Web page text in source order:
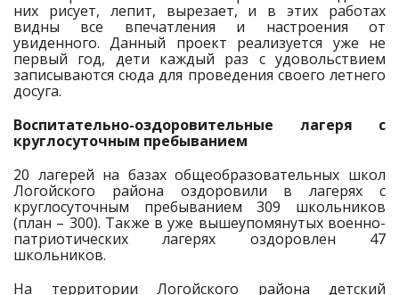
них рисует, лепит, вырезает, и в этих работах
видны все впечатления и настроения от
увиденного. Данный проект реализуется уже не
первый год, дети каждый раз с удовольствием
записываются сюда для проведения своего летнего
досуга.
Воспитательно-оздоровительные лагеря с
круглосуточным пребыванием
20 лагерей на базах общеобразовательных школ
Логойского района оздоровили в лагерях с
круглосуточным пребыванием 309 школьников
(план – 300). Также в уже вышеупомянутых военно-
патриотических лагерях оздоровлен 47
школьников.
На территории Логойского района детский